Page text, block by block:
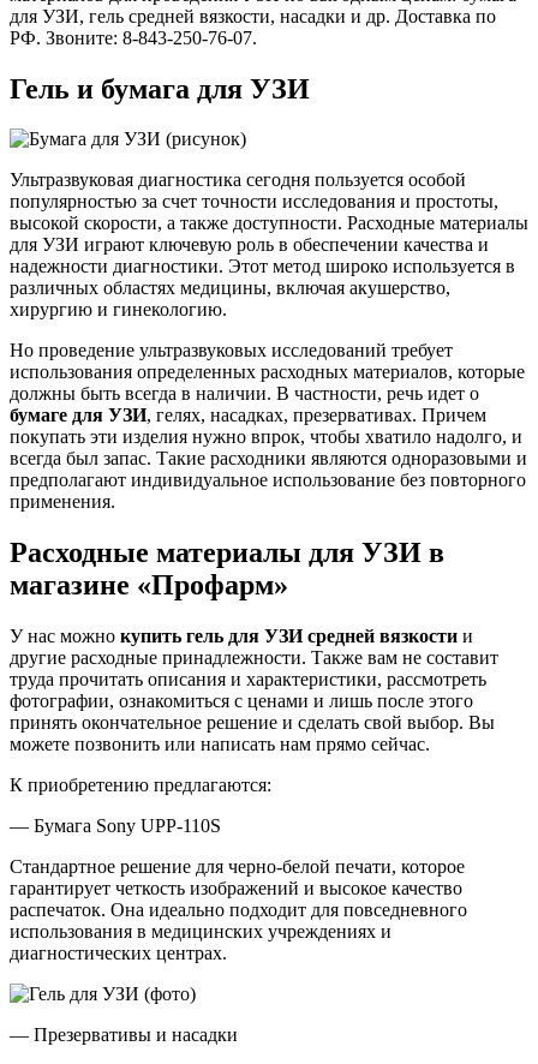
для УЗИ, гель средней вязкости, насадки и др. Доставка по
РФ. Звоните: 8-843-250-76-07.
Гель и бумага для УЗИ
Ультразвуковая диагностика сегодня пользуется особой
популярностью за счет точности исследования и простоты,
высокой скорости, а также доступности. Расходные материалы
для УЗИ играют ключевую роль в обеспечении качества и
надежности диагностики. Этот метод широко используется в
различных областях медицины, включая акушерство,
хирургию и гинекологию.
Но проведение ультразвуковых исследований требует
использования определенных расходных материалов, которые
должны быть всегда в наличии. В частности, речь идет о
бумаге для УЗИ, гелях, насадках, презервативах. Причем
покупать эти изделия нужно впрок, чтобы хватило надолго, и
всегда был запас. Такие расходники являются одноразовыми и
предполагают индивидуальное использование без повторного
применения.
Расходные материалы для УЗИ в
магазине «Профарм»
У нас можно купить гель для УЗИ средней вязкости и
другие расходные принадлежности. Также вам не составит
труда прочитать описания и характеристики, рассмотреть
фотографии, ознакомиться с ценами и лишь после этого
принять окончательное решение и сделать свой выбор. Вы
можете позвонить или написать нам прямо сейчас.
К приобретению предлагаются:
— Бумага Sony UPP-110S
Стандартное решение для черно-белой печати, которое
гарантирует четкость изображений и высокое качество
распечаток. Она идеально подходит для повседневного
использования в медицинских учреждениях и
диагностических центрах.
— Презервативы и насадки